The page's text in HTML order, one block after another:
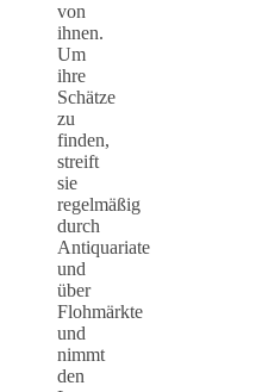
von
ihnen.
Um
ihre
Schätze
zu
finden,
streift
sie
regelmäßig
durch
Antiquariate
und
über
Flohmärkte
und
nimmt
den